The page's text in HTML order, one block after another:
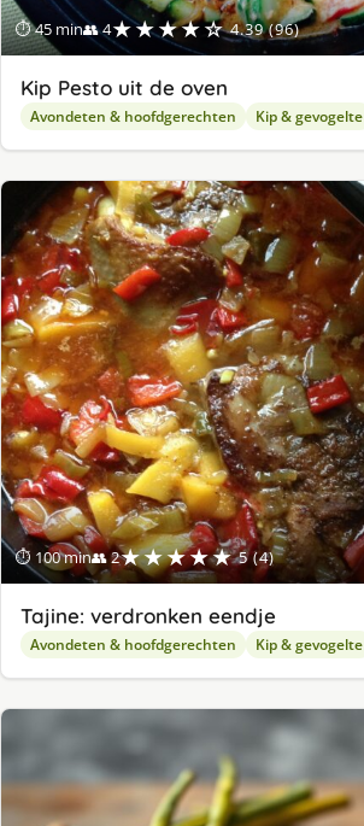
⏱ 45 min👥 4★★★★☆ 4.39 (96)
Kip Pesto uit de oven
Avondeten & hoofdgerechten Kip & gevogelte
⏱ 100 min👥 2★★★★★ 5 (4)
Tajine: verdronken eendje
Avondeten & hoofdgerechten Kip & gevogelte